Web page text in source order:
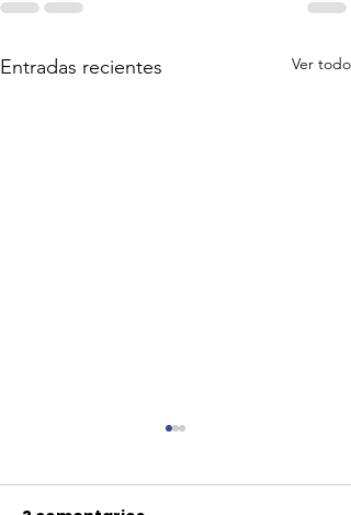
Entradas recientes Ver todo